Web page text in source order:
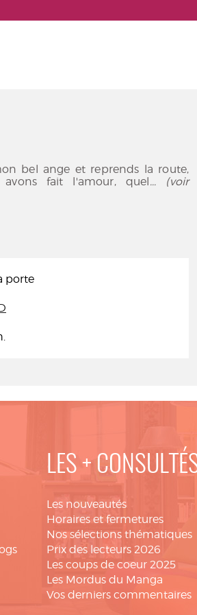
bel ange et reprends la route,
fait l'amour, quel... (voir
porte
LES +
Les nouveautés
Horaires et fermetures
Nos sélections thématiques
Prix des lecteurs 2026
Les coups de coeur 2025
Les Mordus du Manga
Vos derniers commentaires